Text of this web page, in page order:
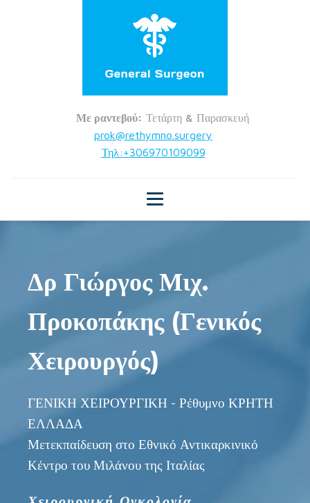
Με ραντεβού: Τετάρτη & Παρασκευή
prok@rethymno.surgery
Τηλ:+306970109099
Δρ Γιώργος Μιχ.
Προκοπάκης (Γενικός
Χειρουργός)
ΓΕΝΙΚΗ ΧΕΙΡΟΥΡΓΙΚΗ - Ρέθυμνο ΚΡΗΤΗ
ΕΛΛΑΔΑ
Μετεκπαίδευση στο Εθνικό Αντικαρκινικό
Κέντρο του Μιλάνου της Ιταλίας